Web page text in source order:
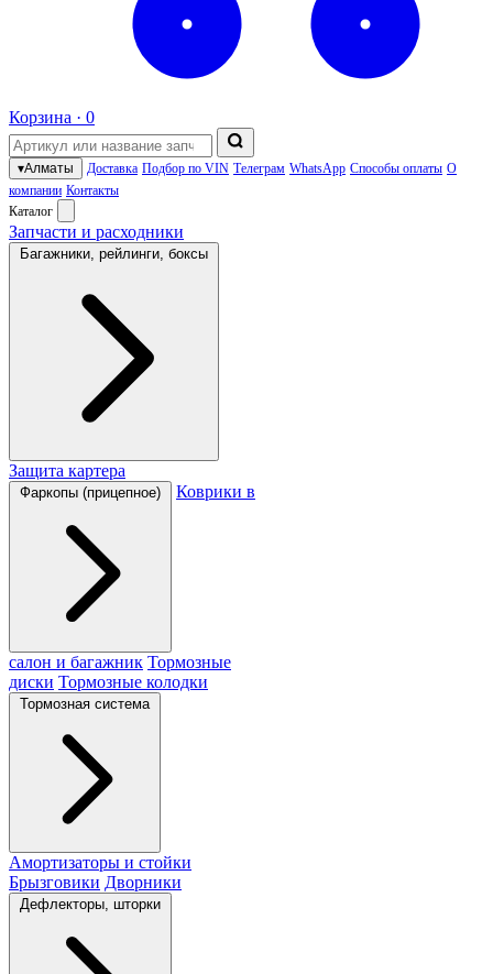
Корзина · 0
▾Алматы Доставка Подбор по VIN Телеграм WhatsApp Способы оплаты О
компании Контакты
Каталог
Запчасти и расходники
Багажники, рейлинги, боксы
Защита картера
Фаркопы (прицепное) Коврики в
салон и багажник Тормозные
диски Тормозные колодки
Тормозная система
Амортизаторы и стойки
Брызговики Дворники
Дефлекторы, шторки